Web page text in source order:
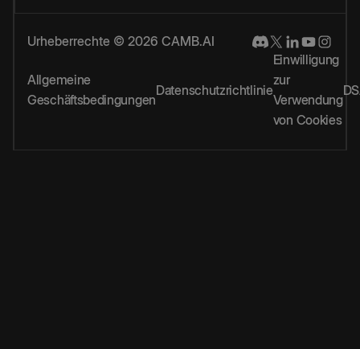
Urheberrechte © 2026 CAMB.AI
Allgemeine
Geschäftsbedingungen
Datenschutzrichtlinie
Einwilligung
zur
Verwendung
von Cookies